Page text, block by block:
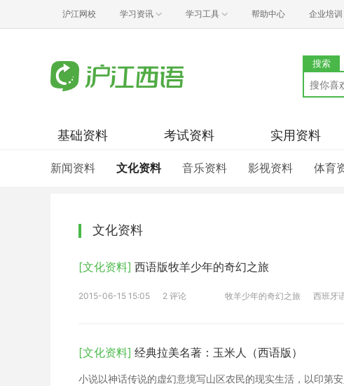
沪江网校 学习资讯 学习工具 帮助中心 企业培训
搜索
基础资料 考试资料 实用资料
新闻资料 文化资料 音乐资料 影视资料 体育
文化资料
[文化资料] 西语版牧羊少年的奇幻之旅
2015-06-15 15:05 2 评论 牧羊少年的奇幻之旅 西班牙
[文化资料] 经典拉美名著：玉米人（西语版）
小说以神话传说的虚幻意境写山区农民的现实生活，以印第